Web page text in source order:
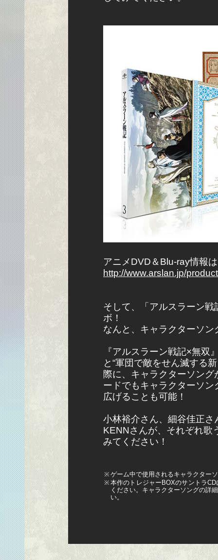
アニメDVD＆Blu-ray情報
http://www.arslan.jp/
そして、「アルスラーン
ボ！
なんと、キャラクターソ
『アルスラーン戦記×無双
と“軍団で敵をせん滅する
際に、キャラクターソン
ードでもキャラクターソ
広げることも可能！
小林裕介さん、細谷佳正
KENNさんが、それぞれ歌
みてください！
※ゲーム中で使用されるキャラクター
※本作のトレジャーBOXのサントラ
ください。キャラクターソングの詳
い。